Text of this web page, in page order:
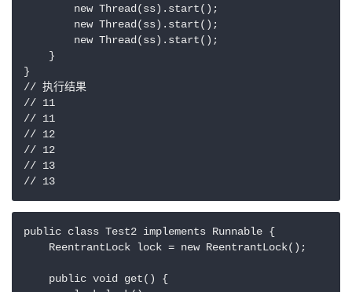
        new Thread(ss).start();
        new Thread(ss).start();
        new Thread(ss).start();
    }
}
// 执行结果
// 11
// 11
// 12
// 12
// 13
public class Test2 implements Runnable {
    ReentrantLock lock = new ReentrantLock();
    public void get() {